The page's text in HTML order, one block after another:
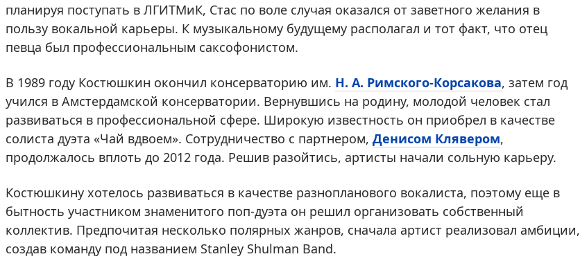
планируя поступать в ЛГИТМиК, Стас по воле случая оказался от заветного желания в
пользу вокальной карьеры. К музыкальному будущему располагал и тот факт, что отец
певца был профессиональным саксофонистом.
В 1989 году Костюшкин окончил консерваторию им. Н. А. Римского-Корсакова, затем год
учился в Амстердамской консерватории. Вернувшись на родину, молодой человек стал
развиваться в профессиональной сфере. Широкую известность он приобрел в качестве
солиста дуэта «Чай вдвоем». Сотрудничество с партнером, Денисом Клявером,
продолжалось вплоть до 2012 года. Решив разойтись, артисты начали сольную карьеру.
Костюшкину хотелось развиваться в качестве разнопланового вокалиста, поэтому еще в
бытность участником знаменитого поп-дуэта он решил организовать собственный
коллектив. Предпочитая несколько полярных жанров, сначала артист реализовал амбиции,
создав команду под названием Stanley Shulman Band.